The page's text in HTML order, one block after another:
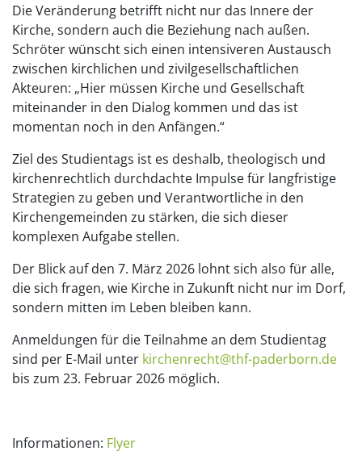
Die Veränderung betrifft nicht nur das Innere der
Kirche, sondern auch die Beziehung nach außen.
Schröter wünscht sich einen intensiveren Austausch
zwischen kirchlichen und zivilgesellschaftlichen
Akteuren: „Hier müssen Kirche und Gesellschaft
miteinander in den Dialog kommen und das ist
momentan noch in den Anfängen.“
Ziel des Studientags ist es deshalb, theologisch und
kirchenrechtlich durchdachte Impulse für langfristige
Strategien zu geben und Verantwortliche in den
Kirchengemeinden zu stärken, die sich dieser
komplexen Aufgabe stellen.
Der Blick auf den 7. März 2026 lohnt sich also für alle,
die sich fragen, wie Kirche in Zukunft nicht nur im Dorf,
sondern mitten im Leben bleiben kann.
Anmeldungen für die Teilnahme an dem Studientag
sind per E-Mail unter kirchenrecht@thf-paderborn.de
bis zum 23. Februar 2026 möglich.
Informationen: Flyer